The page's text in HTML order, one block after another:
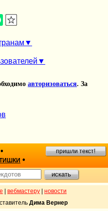
авторизоваться. За
•
•
пришли текст!
вебмастеру
новости
Дима Вернер